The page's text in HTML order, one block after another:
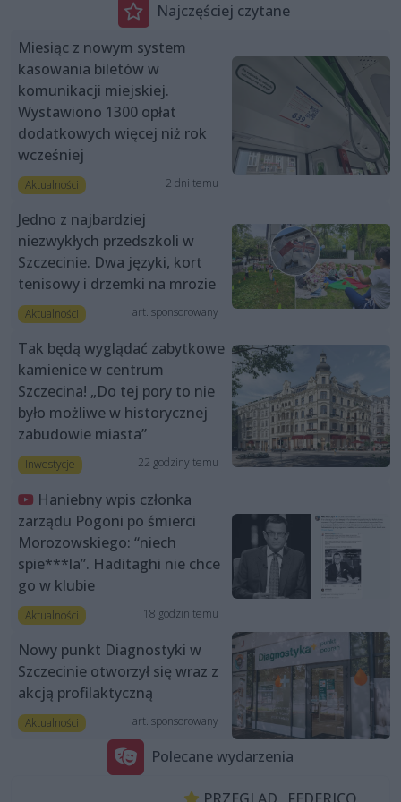
Najczęściej czytane
Miesiąc z nowym system
kasowania biletów w
komunikacji miejskiej.
Wystawiono 1300 opłat
dodatkowych więcej niż rok
wcześniej
Aktualności 2 dni temu
Jedno z najbardziej
niezwykłych przedszkoli w
Szczecinie. Dwa języki, kort
tenisowy i drzemki na mrozie
Aktualności art. sponsorowany
Tak będą wyglądać zabytkowe
kamienice w centrum
Szczecina! „Do tej pory to nie
było możliwe w historycznej
zabudowie miasta”
Inwestycje 22 godziny temu
Haniebny wpis członka
zarządu Pogoni po śmierci
Morozowskiego: “niech
spie***la”. Haditaghi nie chce
go w klubie
Aktualności 18 godzin temu
Nowy punkt Diagnostyki w
Szczecinie otworzył się wraz z
akcją profilaktyczną
Aktualności art. sponsorowany
Polecane wydarzenia